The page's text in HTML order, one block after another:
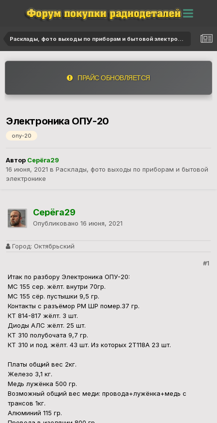
Расклады, фото выходы по приборам и бытовой электронике
ПРАЙС ОБНОВЛЯЕТСЯ
Электроника ОПУ-20
опу-20
Автор Серёга29
16 июня, 2021 в Расклады, фото выходы по приборам и бытовой
электронике
Серёга29
Опубликовано 16 июня, 2021
Город: Октябрьский
#1
Итак по разбору Электроника ОПУ-20:
МС 155 сер. жёлт. внутри 70гр.
МС 155 сёр. пустышки 9,5 гр.
Контакты с разъёмор РМ ШР помер.37 гр.
КТ 814-817 жёлт. 3 шт.
Диоды АЛС жёлт. 25 шт.
КТ 310 полубочата 9,7 гр.
КТ 310 и под. жёлт. 43 шт. Из которых 2Т118А 23 шт.
Платы общий вес 2кг.
Железо 3,1 кг.
Медь лужёнка 500 гр.
Возможный общий вес меди: провода+лужёнка+медь с
трансов 1кг.
Алюминий 115 гр.